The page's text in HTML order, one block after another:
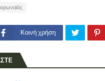
Κοινή χρήση